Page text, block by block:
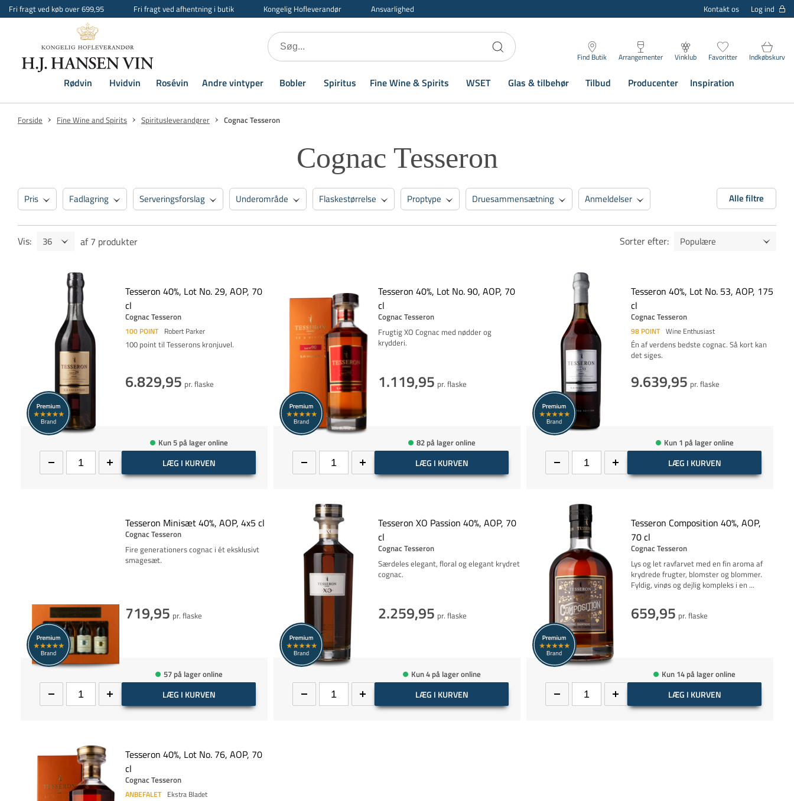
Fri fragt ved køb over 699,95 Fri fragt ved afhentning i butik Kongelig Hofleverandør Ansvarlighed Kontakt os Log ind
Find Butik Arrangementer Vinklub Favoritter Indkøbskurv
Rødvin Hvidvin Rosévin Andre vintyper Bobler Spiritus Fine Wine & Spirits WSET Glas & tilbehør Tilbud Producenter Inspiration
Forside Fine Wine and Spirits Spiritusleverandører Cognac Tesseron
Cognac Tesseron
Pris Fadlagring Serveringsforslag Underområde Flaskestørrelse Proptype Druesammensætning Anmeldelser
Undertype Lagerstatus
Alle filtre
Vis: af 7 produkter Sorter efter:
Tesseron 40%, Lot No. 29, AOP, 70
cl
Cognac Tesseron
100 POINT Robert Parker
100 point til Tesserons kronjuvel.
6.829,95 pr. flaske
Kun 5 på lager online
LÆG I KURVEN
Tesseron 40%, Lot No. 90, AOP, 70
cl
Cognac Tesseron
Frugtig XO Cognac med nødder og
krydderi.
1.119,95 pr. flaske
82 på lager online
LÆG I KURVEN
Tesseron 40%, Lot No. 53, AOP, 175
cl
Cognac Tesseron
98 POINT Wine Enthusiast
Én af verdens bedste cognac. Så kort kan
det siges.
9.639,95 pr. flaske
Kun 1 på lager online
LÆG I KURVEN
Tesseron Minisæt 40%, AOP, 4x5 cl
Cognac Tesseron
Fire generationers cognac i ét eksklusivt
smagesæt.
719,95 pr. flaske
57 på lager online
LÆG I KURVEN
Tesseron XO Passion 40%, AOP, 70
cl
Cognac Tesseron
Særdeles elegant, floral og elegant krydret
cognac.
2.259,95 pr. flaske
Kun 4 på lager online
LÆG I KURVEN
Tesseron Composition 40%, AOP,
70 cl
Cognac Tesseron
Lys og let ravfarvet med en fin aroma af
krydrede frugter, blomster og blommer.
Fyldig, vinøs og dejlig kompleks i en ...
659,95 pr. flaske
Kun 14 på lager online
LÆG I KURVEN
Tesseron 40%, Lot No. 76, AOP, 70
cl
Cognac Tesseron
ANBEFALET Ekstra Bladet